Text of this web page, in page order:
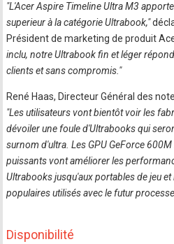
"L'Acer Aspire Timeline Ultra M3
superieur à la catégorie Ultrabook,"
Président de marketing de produit
inclu, notre Ultrabook fin et léger
clients et sans compromis."
René Haas, Directeur Général des
"Les utilisateurs vont bientôt voir les
dévoiler une foule d'Ultrabooks qui
surnom d'ultra. Les GPU GeForce
puissants vont améliorer les
Ultrabooks jusqu'aux portables de jeu
populaires utilisés avec le futur
Disponibilité